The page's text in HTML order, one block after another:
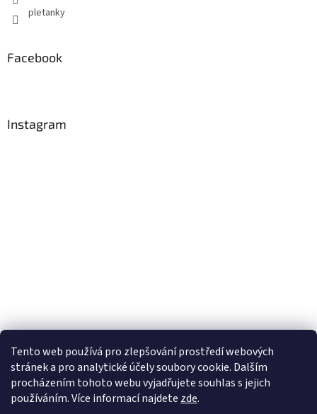
Tento web používá pro zlepšování prostředí webových
stránek a pro analytické účelysoubory cookie. Dalším
procházením tohoto webu vyjadřujete souhlas s jejich
používáním. Více informacínajdete zde.
pletanky
Facebook
Instagram
Sledovat na Instagramu